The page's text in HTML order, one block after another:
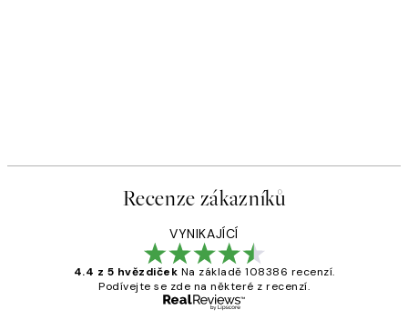
Recenze zákazníků
VYNIKAJÍCÍ
4.4 z 5 hvězdiček Na základě 108386 recenzí.
Podívejte se zde na některé z recenzí.